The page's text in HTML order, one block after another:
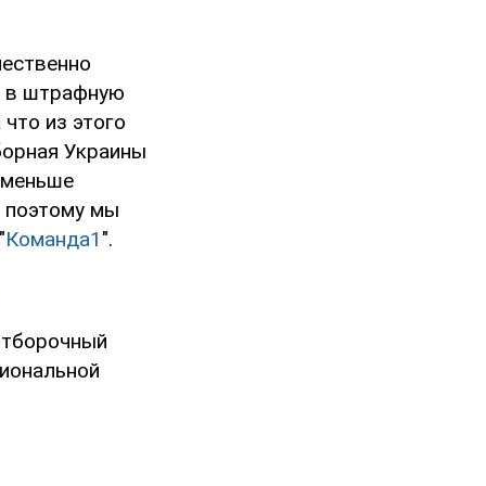
в штрафную
из этого
Украины
поэтому мы
Команда1 ".